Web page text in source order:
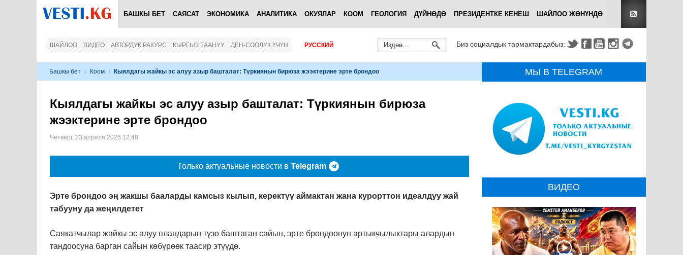
БАШКЫ БЕТ САЯСАТ ЭКОНОМИКА АНАЛИТИКА ОКУЯЛАР КООМ ГЕОЛОГИЯ ДҮЙНӨДӨ ПРЕЗИДЕНТКЕ КЕНЕШ ШАЙЛОО ЖӨНҮНДӨ
ШАЙЛОО ВИДЕО АВТОРДУК РАКУРС КЫРГЫЗ ТААНУУ ДЕН-СООЛУК ҮЧҮН РУССКИЙ Биз социалдык тармактардабыз:
Башкы бет / Коом / Кыялдагы жайкы эс алуу азыр башталат: Түркиянын бирюза жээктерине эрте брондоо
Кыялдагы жайкы эс алуу азыр башталат: Түркиянын бирюза
жээктерине эрте брондоо
Четверг, 23 апреля 2026 12:48
Только актуальные новости в Telegram
Эрте брондоо эң жакшы бааларды камсыз кылып, керектүү аймактан жана курорттон идеалдуу жай
табууну да жеңилдетет
Саякатчылар жайкы эс алуу пландарын түзө баштаган сайын, эрте брондоонун артыкчылыктары алардын
тандоосуна барган сайын көбүрөөк таасир этүүдө.
МЫ В TELEGRAM
ВИДЕО